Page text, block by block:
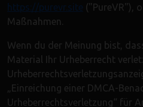
https://purevr.site ("PureVR"),
Maßnahmen.
Wenn du der Meinung bist,
Material Ihr Urheberrecht
„Einreichung einer DMCA-
Urheberrechtsverletzung“ für